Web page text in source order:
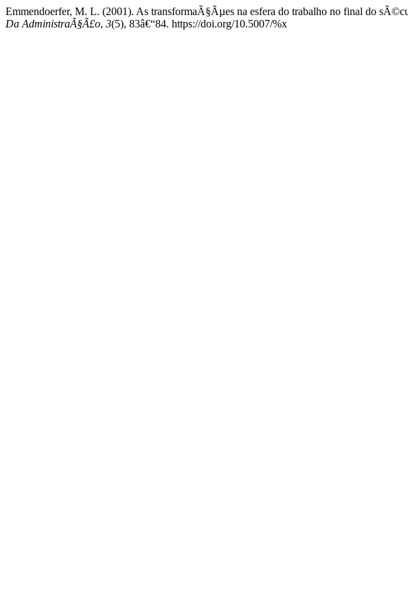
Emmendoerfer, M. L. (2001). As transformaÃ§Ãµes na esfera do trabalho no final do
Da AdministraÃ§Ã£o, 3(5), 83â€“84. https://doi.org/10.5007/%x